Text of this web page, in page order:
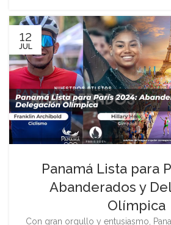
12
JUL
Panamá Lista para
Abanderados y
Olímpica
Con gran orgullo y entusiasmo,